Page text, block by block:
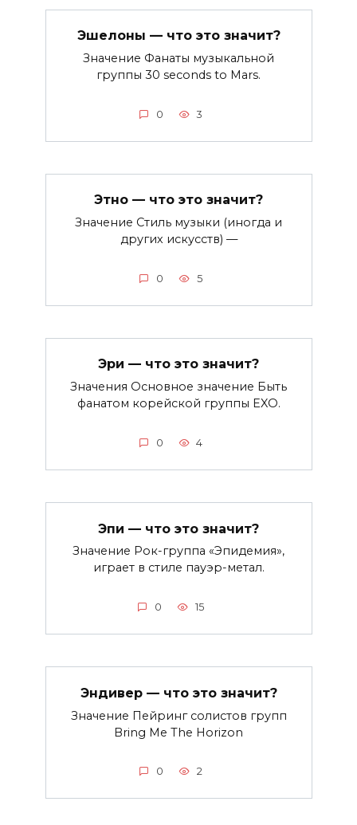
Эшелоны — что это значит?
Значение Фанаты музыкальной
группы 30 seconds to Mars.
0 3
Этно — что это значит?
Значение Стиль музыки (иногда и
других искусств) —
0 5
Эри — что это значит?
Значения Основное значение Быть
фанатом корейской группы EXO.
0 4
Эпи — что это значит?
Значение Рок-группа «Эпидемия»,
играет в стиле пауэр-метал.
0 15
Эндивер — что это значит?
Значение Пейринг солистов групп
Bring Me The Horizon
0 2